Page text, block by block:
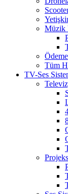
Müzik
Tüm
TV-Ses